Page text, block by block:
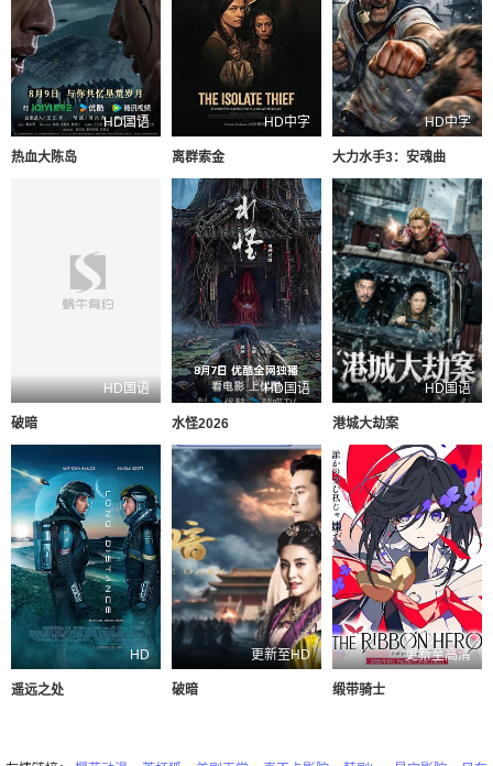
HD国语
热血大陈岛
HD中字
离群索金
HD中字
大力水手3：安魂曲
HD国语
破暗
HD国语
水怪2026
HD国语
港城大劫案
HD
遥远之处
更新至HD
破暗
更新至高清
缎带骑士